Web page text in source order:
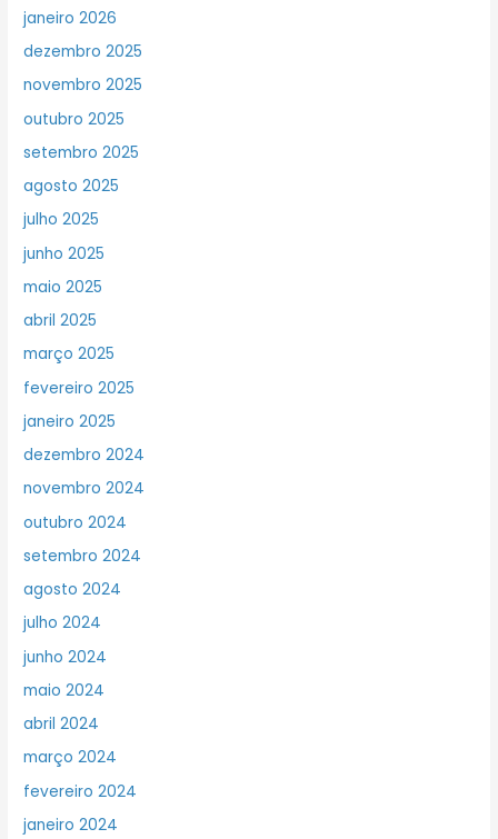
janeiro 2026
dezembro 2025
novembro 2025
outubro 2025
setembro 2025
agosto 2025
julho 2025
junho 2025
maio 2025
abril 2025
março 2025
fevereiro 2025
janeiro 2025
dezembro 2024
novembro 2024
outubro 2024
setembro 2024
agosto 2024
julho 2024
junho 2024
maio 2024
abril 2024
março 2024
fevereiro 2024
janeiro 2024